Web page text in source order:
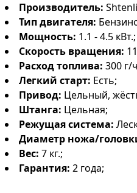
Производитель:
Тип двигателя:
Мощность: 1.1 - 4.5 кВт.;
Скорость вращения:
Расход топлива: 300 г/
Легкий старт: Есть;
Привод: Цельный,
Штанга: Цельная;
Режущая система:
Диаметр ножа/
Вес: 7 кг.;
Гарантия: 2 года;